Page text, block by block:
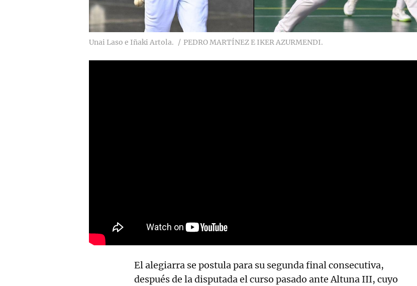
Unai Laso e Iñaki Artola. PEDRO MARTÍNEZ E IKER AZURMENDI.
El alegiarra se postula para su segunda final consecutiva,
después de la disputada el curso pasado ante Altuna III, cuyo